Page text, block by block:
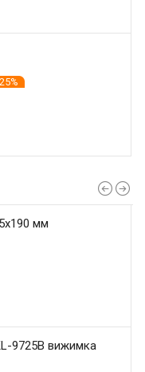
мм
9725B вижимка